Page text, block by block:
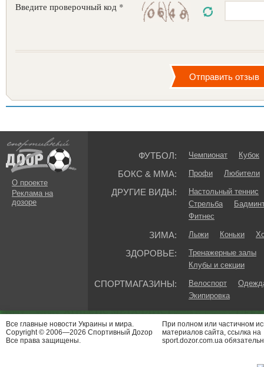
Введите проверочный код *
О проекте
Реклама на
дозоре
ФУТБОЛ: Чемпионат Кубок
БОКС & ММА: Профи Любители
ДРУГИЕ ВИДЫ:
Настольный теннис
Стрельба
Фитнес
ЗИМА: Лыжи Коньки
ЗДОРОВЬЕ:
Тренажерные залы
Клубы и секции
СПОРТМАГАЗИНЫ: Велоспорт
Экипировка
Все главные новости Украины и мира.
Copyright © 2006—2026 Спортивный Доzор
Все права защищены.
При полном или частичном
материалов сайта, ссылка на
sport.dozor.com.ua